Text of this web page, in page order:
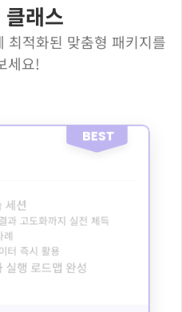
래스
최적화된 맞춤형 패키지를
세요!
BEST
세션
과 고도화까지 실전 체득
례
터 즉시 활용
실행 로드맵 완성